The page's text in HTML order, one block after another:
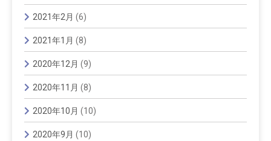
2021年2月 (6)
2021年1月 (8)
2020年12月 (9)
2020年11月 (8)
2020年10月 (10)
2020年9月 (10)